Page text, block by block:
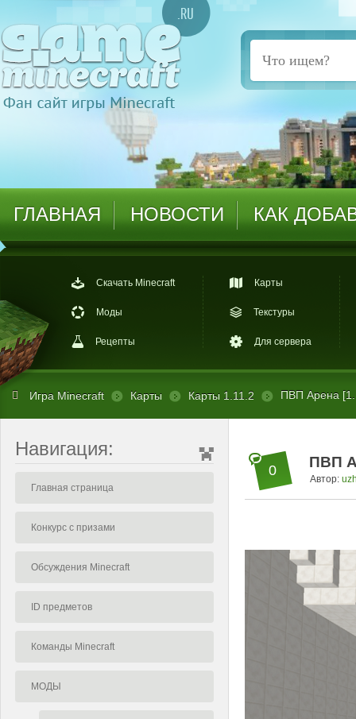
ГЛАВНАЯ НОВОСТИ КАК
Скачать Minecraft
Моды
Рецепты
Карты
Текстуры
Для сервера
Игра Minecraft Карты Карты 1.11.2 ПВП Арена
Навигация:
Главная страница
Конкурс с призами
Обсуждения Minecraft
ID предметов
Команды Minecraft
МОДЫ
0 ПВП
Автор: